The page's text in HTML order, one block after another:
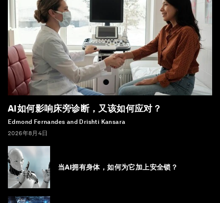
AI如何影响床旁诊断，又该如何应对？
Edmond Fernandes and Drishti Kansara
2026年8月4日
当AI拥有身体，如何为它加上安全锁？